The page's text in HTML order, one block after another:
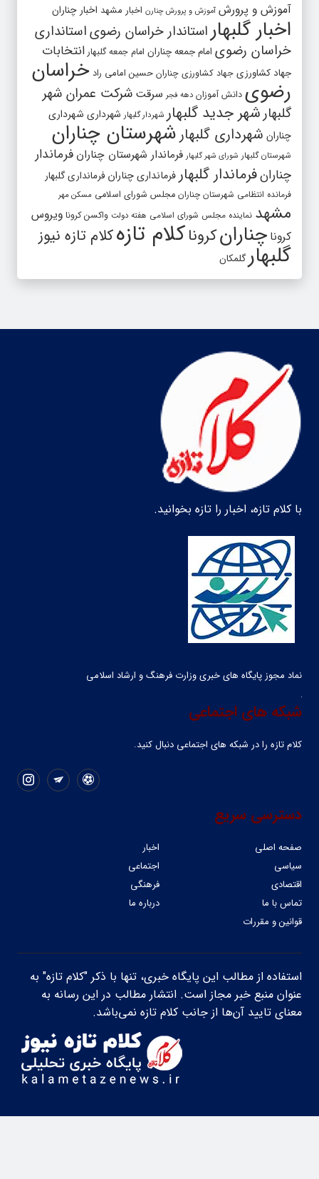
آموزش و پرورش آموزش و پرورش چنارن اخبار مشهد اخبار چناران
اخبار گلبهار استاندار خراسان رضویاستانداری
خراسان رضوی امام جمعه چناران امام جمعه گلبهار انتخابات
جهاد کشاورزی جهاد کشاورزی چناران حسین امامی راد خراسان
رضوی دانش آموزان دهه فجر سرقت شرکت عمران شهر
گلبهار شهر جدید گلبهار شهردار گلبهار شهرداری شهرداری
چناران شهرداری گلبهار شهرستان چناران
شهرستان گلبهار شورای شهر گلبهار فرماندار شهرستان چناران فرماندار
چنارانفرماندار گلبهار فرمانداری چناران فرمانداری گلبهار
فرمانده انتظامی شهرستان چناران مجلس شورای اسلامی مسکن مهر
مشهد نماینده مجلس شورای اسلامی هفته دولت واکسن کرونا ویروس
کرونا چنارانکروناکلام تازهکلام تازه نیوز
گلبهار گلمکان
با کلام تازه، اخبار را تازه بخوانید.
نماد مجوز پایگاه های خبری وزارت فرهنگ و ارشاد اسلامی
شبکه های اجتماعی
کلام تازه را در شبکه ‌های اجتماعی دنبال کنید.
دسترسی سریع
صفحه اصلی
اخبار
سیاسی
اجتماعی
اقتصادی
فرهنگی
تماس با ما
درباره ما
قوانین و مقررات
استفاده از مطالب این پایگاه خبری، تنها با ذکر "کلام تازه" به
عنوان منبع خبر مجاز است. انتشار مطالب در این رسانه به
معنای تایید آن‌ها از جانب کلام تازه نمی‌باشد.